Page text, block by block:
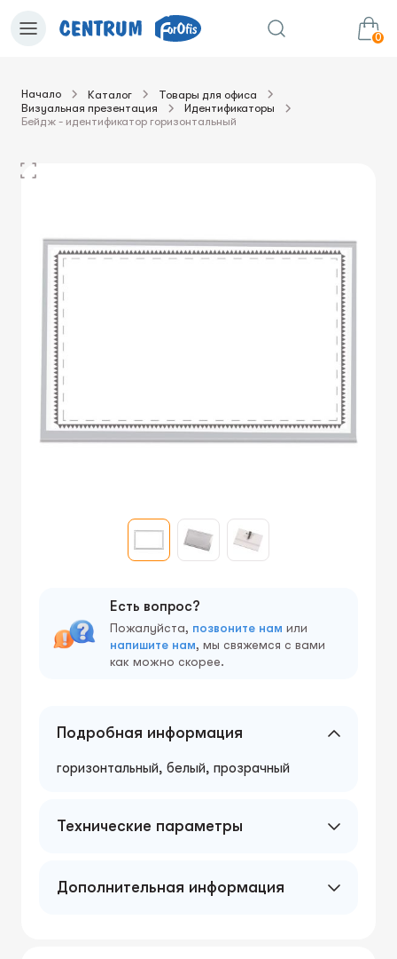
0
в корзину Сумма:
Начало Каталог
Товары для офиса
Визуальная презентация
Идентификаторы
Бейдж - идентификатор горизонтальный
Есть вопрос?
Пожалуйста, позвоните нам или
напишите нам, мы свяжемся с вами
как можно скорее.
Подробная информация
горизонтальный, белый, прозрачный
Технические параметры
Дополнительная информация